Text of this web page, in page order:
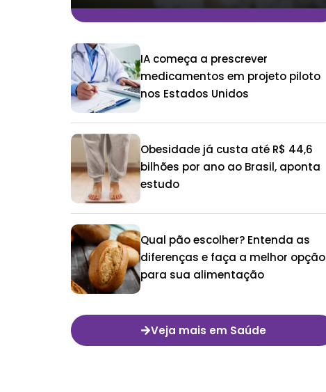
IA começa a prescrever
medicamentos em projeto piloto
nos Estados Unidos
Obesidade já custa até R$ 44,6
bilhões por ano ao Brasil, aponta
estudo
Qual pão escolher? Entenda as
diferenças e faça a melhor opção
para sua alimentação
Veja mais em Saúde